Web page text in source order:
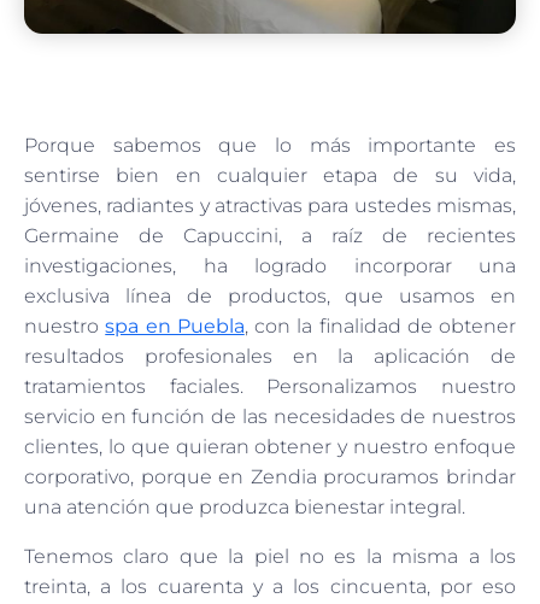
Porque sabemos que lo más importante es
sentirse bien en cualquier etapa de su vida,
jóvenes, radiantes y atractivas para ustedes mismas,
Germaine de Capuccini, a raíz de recientes
investigaciones, ha logrado incorporar una
exclusiva línea de productos, que usamos en
nuestrospa en Puebla, con la finalidad de obtener
resultados profesionales en la aplicación de
tratamientos faciales. Personalizamos nuestro
servicio en función de las necesidades de nuestros
clientes, lo que quieran obtener y nuestro enfoque
corporativo, porque en Zendia procuramos brindar
una atención que produzca bienestar integral.
Tenemos claro que la piel no es la misma a los
treinta, a los cuarenta y a los cincuenta, por eso